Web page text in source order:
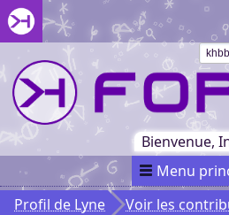
Aller au menu du forum
Aller au contenu du forum
Aller à la recherche dans le forum
Passer le
menu
Khaganat
au début
du menu
Khaganat
Bienvenue,
Menu
Profil de Lyne
Voir les